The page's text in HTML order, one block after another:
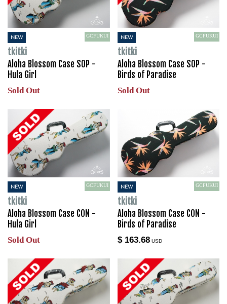
NEW GCFUKUI
tkitki
Aloha Blossom Case SOP -
Hula Girl
Sold Out
NEW GCFUKUI
tkitki
Aloha Blossom Case SOP -
Birds of Paradise
Sold Out
NEW GCFUKUI
tkitki
Aloha Blossom Case CON -
Hula Girl
Sold Out
NEW GCFUKUI
tkitki
Aloha Blossom Case CON -
Birds of Paradise
$ 163.68USD